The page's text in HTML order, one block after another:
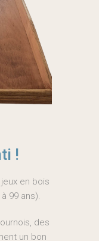
!
en bois
99 ans).
des
un bon